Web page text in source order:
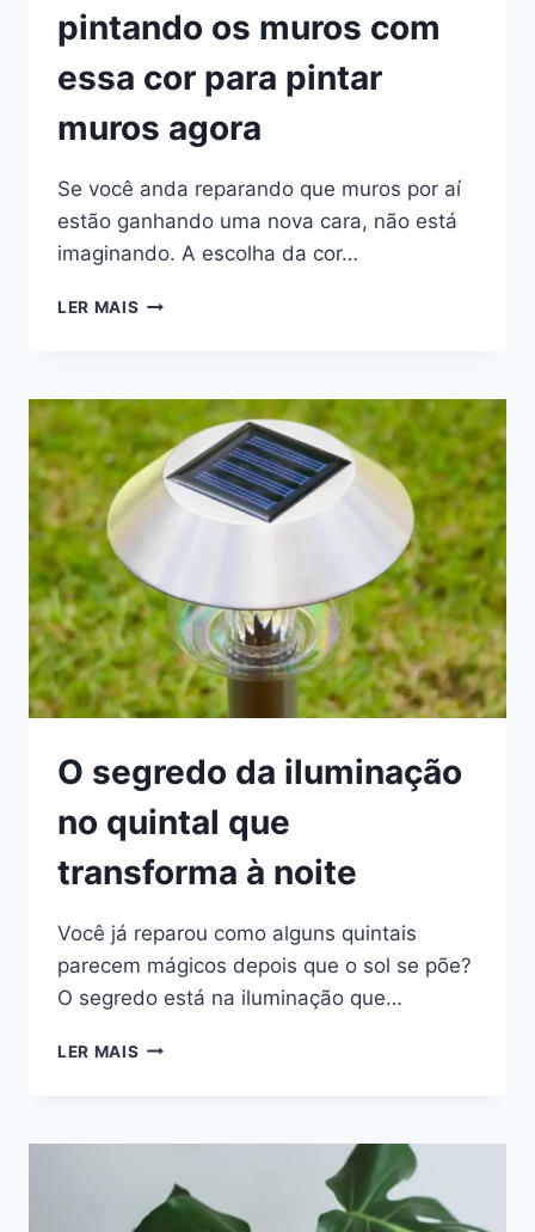
pintando os muros com
essa cor para pintar
muros agora
Se você anda reparando que muros por aí
estão ganhando uma nova cara, não está
imaginando. A escolha da cor…
LER MAIS POR
ESTÁ
PINTANDO
OS
MUROS
COM
PARA
PINTAR
MUROS
AGORA
O segredo da iluminação
no quintal que
transforma à noite
Você já reparou como alguns quintais
parecem mágicos depois que o sol se põe?
O segredo está na iluminação que…
LER MAIS O
NO
QUE
TRANSFORMA